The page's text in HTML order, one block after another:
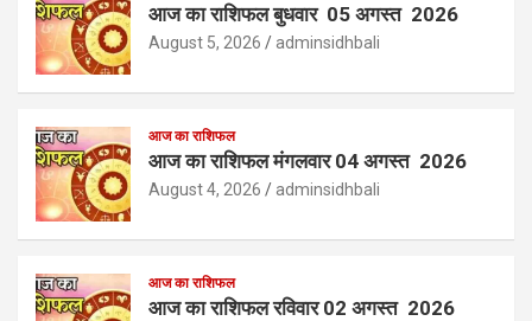
आज का राशिफल बुधवार 05 अगस्त 2026
August 5, 2026 adminsidhbali
आज का राशिफल
आज का राशिफल मंगलवार 04 अगस्त 2026
August 4, 2026 adminsidhbali
आज का राशिफल
आज का राशिफल रविवार 02 अगस्त 2026